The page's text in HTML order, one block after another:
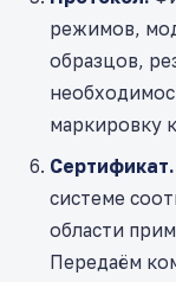
режимов,
образцов,
маркировку
Сертификат.
системе
области
Передаём